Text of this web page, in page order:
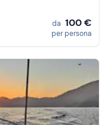
da 100 €
per persona